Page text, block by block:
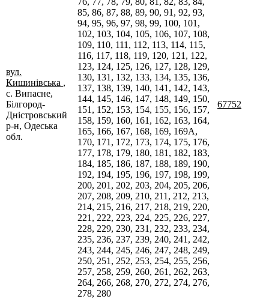
вул.
Кишинівська ,
с. Випасне,
Білгород-
Дністровський
р-н, Одеська
обл.
85, 86, 87, 88, 89, 90, 91, 92, 93,
94, 95, 96, 97, 98, 99, 100, 101,
102, 103, 104, 105, 106, 107, 108,
109, 110, 111, 112, 113, 114, 115,
116, 117, 118, 119, 120, 121, 122,
123, 124, 125, 126, 127, 128, 129,
130, 131, 132, 133, 134, 135, 136,
137, 138, 139, 140, 141, 142, 143,
144, 145, 146, 147, 148, 149, 150,
151, 152, 153, 154, 155, 156, 157,
158, 159, 160, 161, 162, 163, 164,
165, 166, 167, 168, 169, 169А,
170, 171, 172, 173, 174, 175, 176,
177, 178, 179, 180, 181, 182, 183,
184, 185, 186, 187, 188, 189, 190,
192, 194, 195, 196, 197, 198, 199,
200, 201, 202, 203, 204, 205, 206,
207, 208, 209, 210, 211, 212, 213,
214, 215, 216, 217, 218, 219, 220,
221, 222, 223, 224, 225, 226, 227,
228, 229, 230, 231, 232, 233, 234,
235, 236, 237, 239, 240, 241, 242,
243, 244, 245, 246, 247, 248, 249,
250, 251, 252, 253, 254, 255, 256,
257, 258, 259, 260, 261, 262, 263,
264, 266, 268, 270, 272, 274, 276,
278, 280
67752